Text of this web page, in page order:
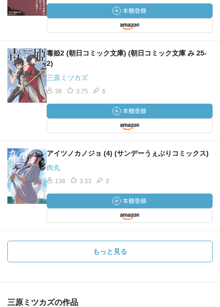
毒姫2 (朝日コミック文庫) (朝日コミック文庫 み 25-
2)
三原ミツカズ
38 3.75 6
アイツノカノジョ (4) (サンデーうぇぶりコミックス)
肉丸
138 3.33 3
もっと見る
三原ミツカズの作品